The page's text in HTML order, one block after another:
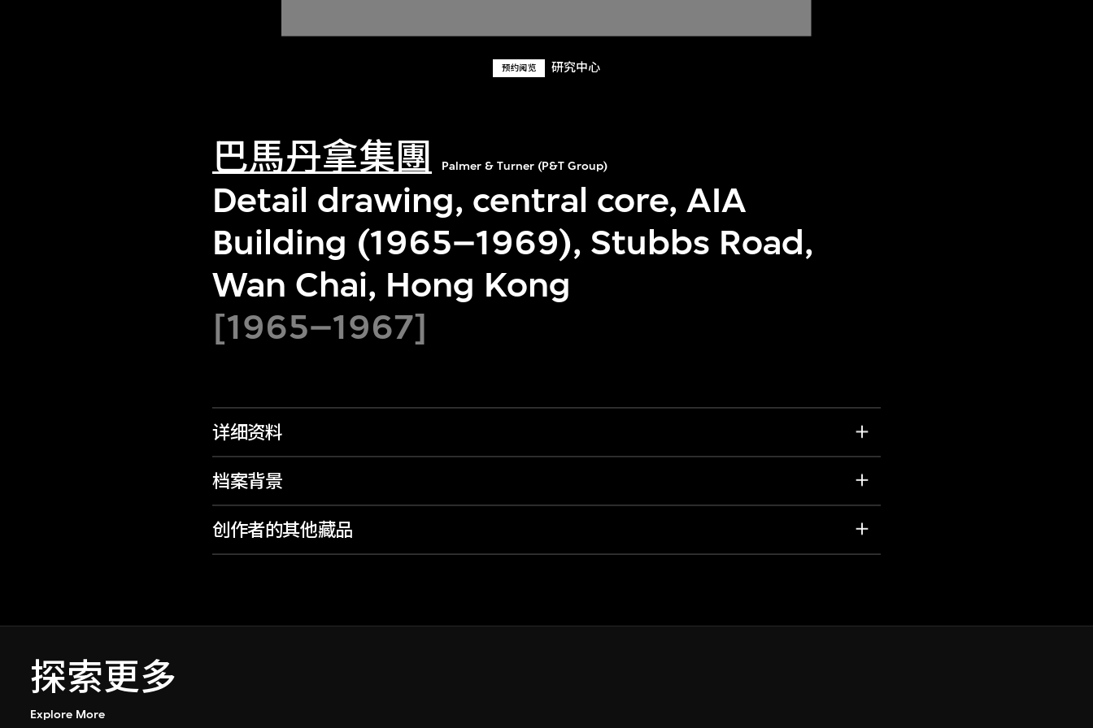
预约阅览 研究中心
巴馬丹拿集團 Palmer & Turner (P&T Group)
Detail drawing, central core, AIA
Building (1965–1969), Stubbs Road,
Wan Chai, Hong Kong
[1965–1967]
详细资料
档案背景
创作者的其他藏品
探索更多
Explore More